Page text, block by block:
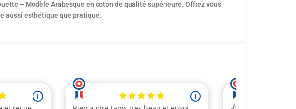
– Modèle Arabesque en coton de qualité supérieure. Offrez vous
aussi esthétique que pratique.